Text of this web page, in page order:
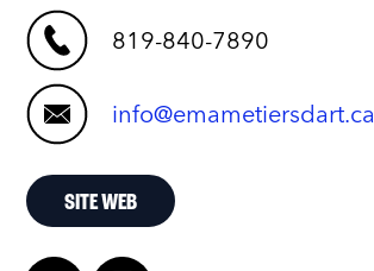
819-840-7890
info@emametiersdart.ca
SITE WEB